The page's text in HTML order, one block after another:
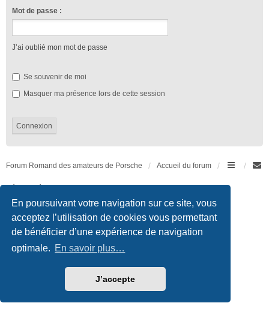
En poursuivant votre navigation sur ce site, vous
acceptez l’utilisation de cookies vous permettant
de bénéficier d’une expérience de navigation
optimale. En savoir plus…
J’accepte
Mot de passe :
J’ai oublié mon mot de passe
Se souvenir de moi
Masquer ma présence lors de cette session
Forum Romand des amateurs de Porsche Accueil du forum
Traduction française officielle ©Qiaeru
Style we_universal created by INVENTEA
Confidentialité